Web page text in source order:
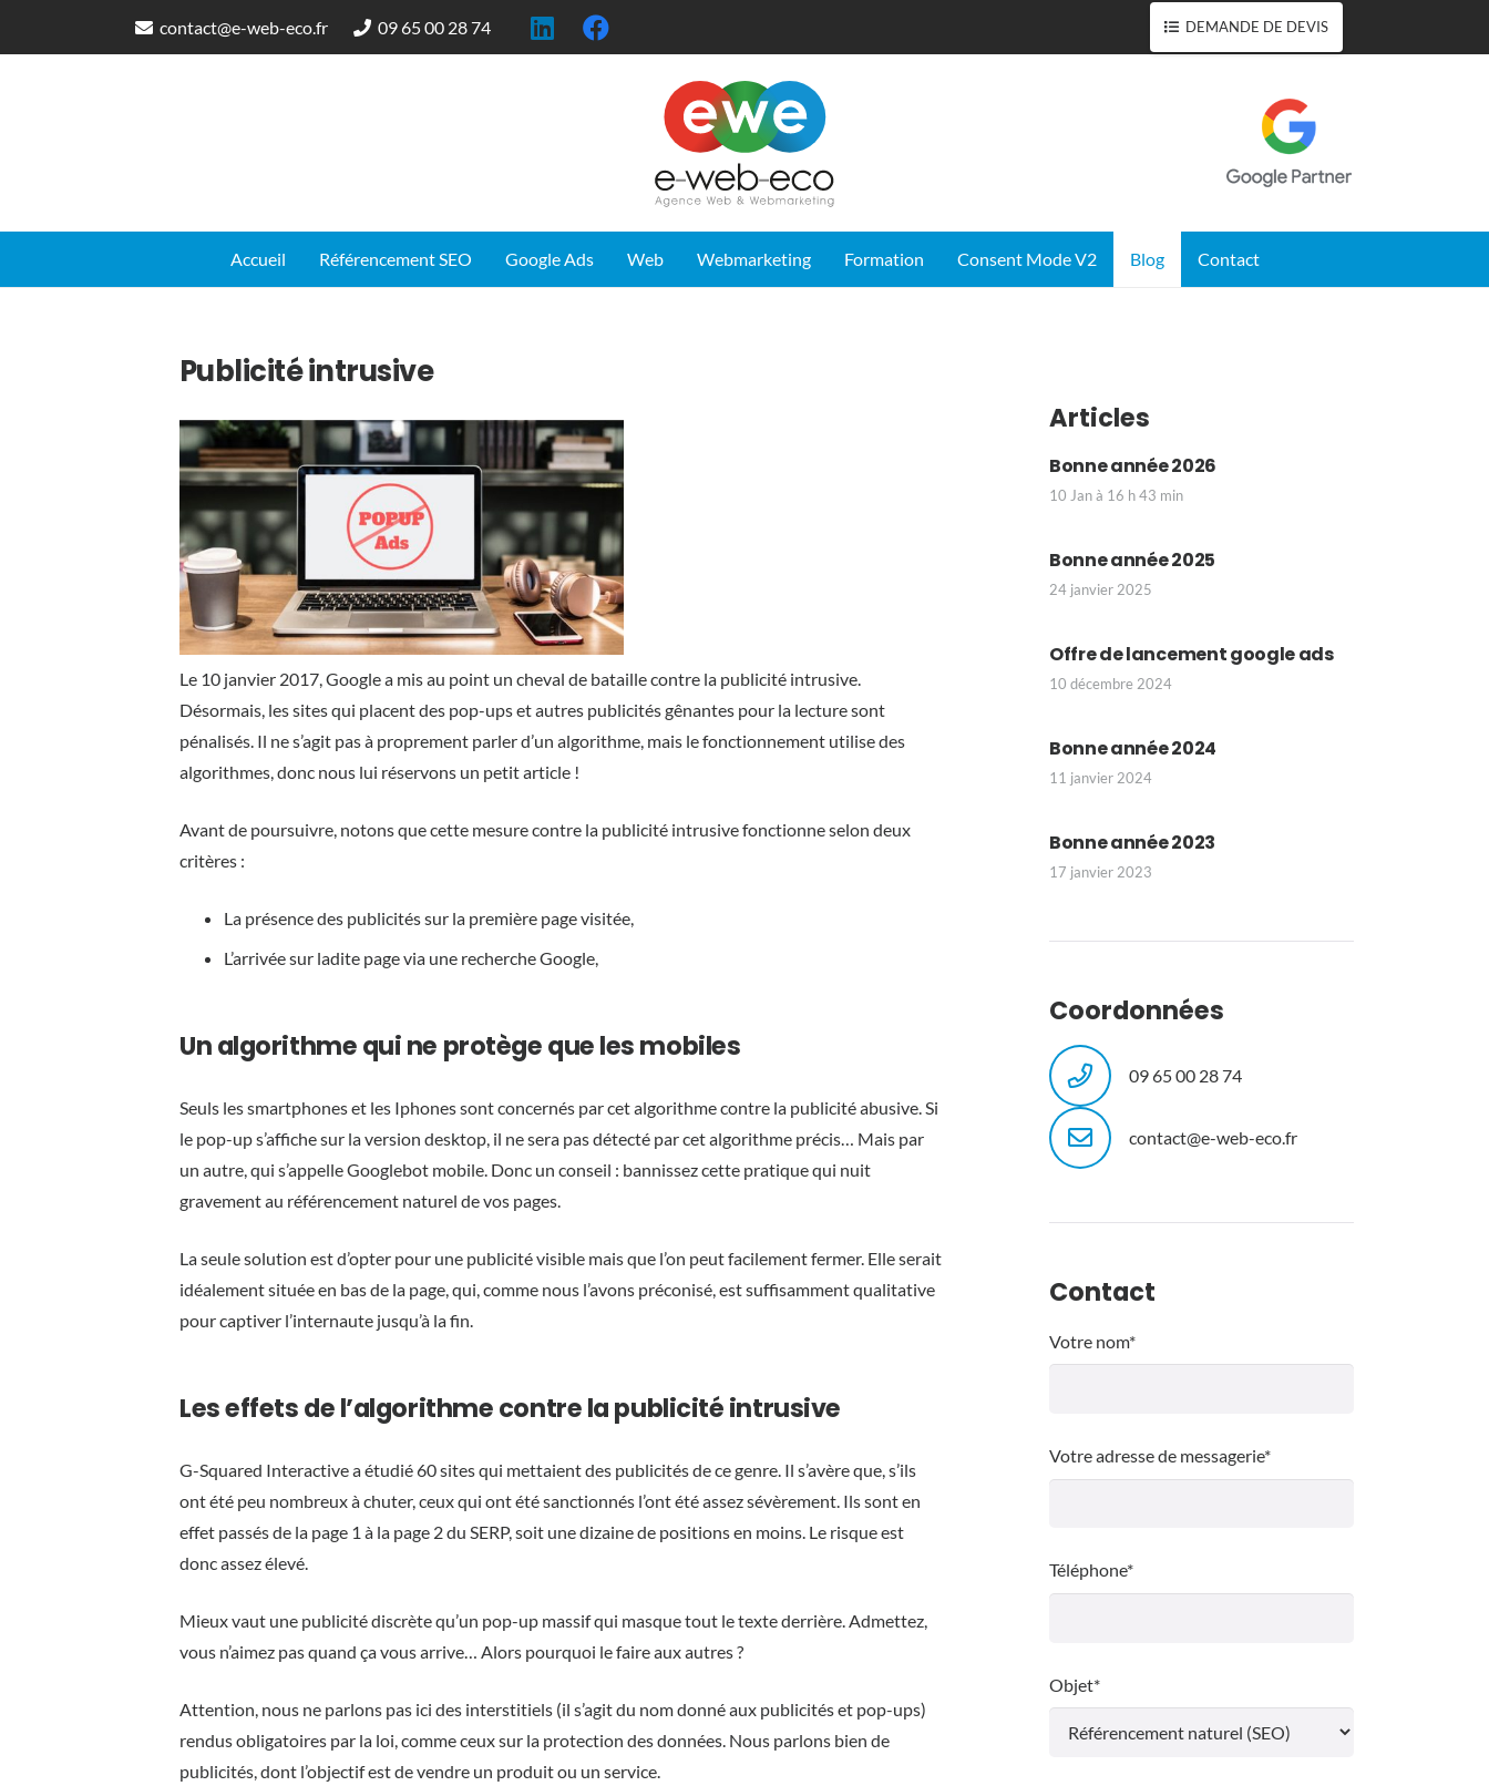
contact@e-web-eco.fr 09 65 00 28 74 DEMANDE DE DEVIS
Accueil Référencement SEO Google Ads Web Webmarketing Formation Consent Mode V2 Blog Contact
Publicité intrusive
Le 10 janvier 2017, Google a mis au point un cheval de bataille contre la publicité intrusive.
Désormais, les sites qui placent des pop-ups et autres publicités gênantes pour la lecture sont
pénalisés. Il ne s’agit pas à proprement parler d’un algorithme, mais le fonctionnement utilise des
algorithmes, donc nous lui réservons un petit article !
Avant de poursuivre, notons que cette mesure contre la publicité intrusive fonctionne selon deux
critères :
La présence des publicités sur la première page visitée,
L’arrivée sur ladite page via une recherche Google,
Un algorithme qui ne protège que les mobiles
Seuls les smartphones et les Iphones sont concernés par cet algorithme contre la publicité abusive. Si
le pop-up s’affiche sur la version desktop, il ne sera pas détecté par cet algorithme précis… Mais par
un autre, qui s’appelle Googlebot mobile. Donc un conseil : bannissez cette pratique qui nuit
gravement au référencement naturel de vos pages.
La seule solution est d’opter pour une publicité visible mais que l’on peut facilement fermer. Elle serait
idéalement située en bas de la page, qui, comme nous l’avons préconisé, est suffisamment qualitative
pour captiver l’internaute jusqu’à la fin.
Les effets de l’algorithme contre la publicité intrusive
G-Squared Interactive a étudié 60 sites qui mettaient des publicités de ce genre. Il s’avère que, s’ils
ont été peu nombreux à chuter, ceux qui ont été sanctionnés l’ont été assez sévèrement. Ils sont en
effet passés de la page 1 à la page 2 du SERP, soit une dizaine de positions en moins. Le risque est
donc assez élevé.
Mieux vaut une publicité discrète qu’un pop-up massif qui masque tout le texte derrière. Admettez,
vous n’aimez pas quand ça vous arrive… Alors pourquoi le faire aux autres ?
Attention, nous ne parlons pas ici des interstitiels (il s’agit du nom donné aux publicités et pop-ups)
rendus obligatoires par la loi, comme ceux sur la protection des données. Nous parlons bien de
publicités, dont l’objectif est de vendre un produit ou un service.
Articles
Bonne année 2026
10 Jan à 16 h 43 min
Bonne année 2025
24 janvier 2025
Offre de lancement google ads
10 décembre 2024
Bonne année 2024
11 janvier 2024
Bonne année 2023
17 janvier 2023
Coordonnées
09 65 00 28 74
contact@e-web-eco.fr
Contact
Votre nom*
Votre adresse de messagerie*
Téléphone*
Objet*